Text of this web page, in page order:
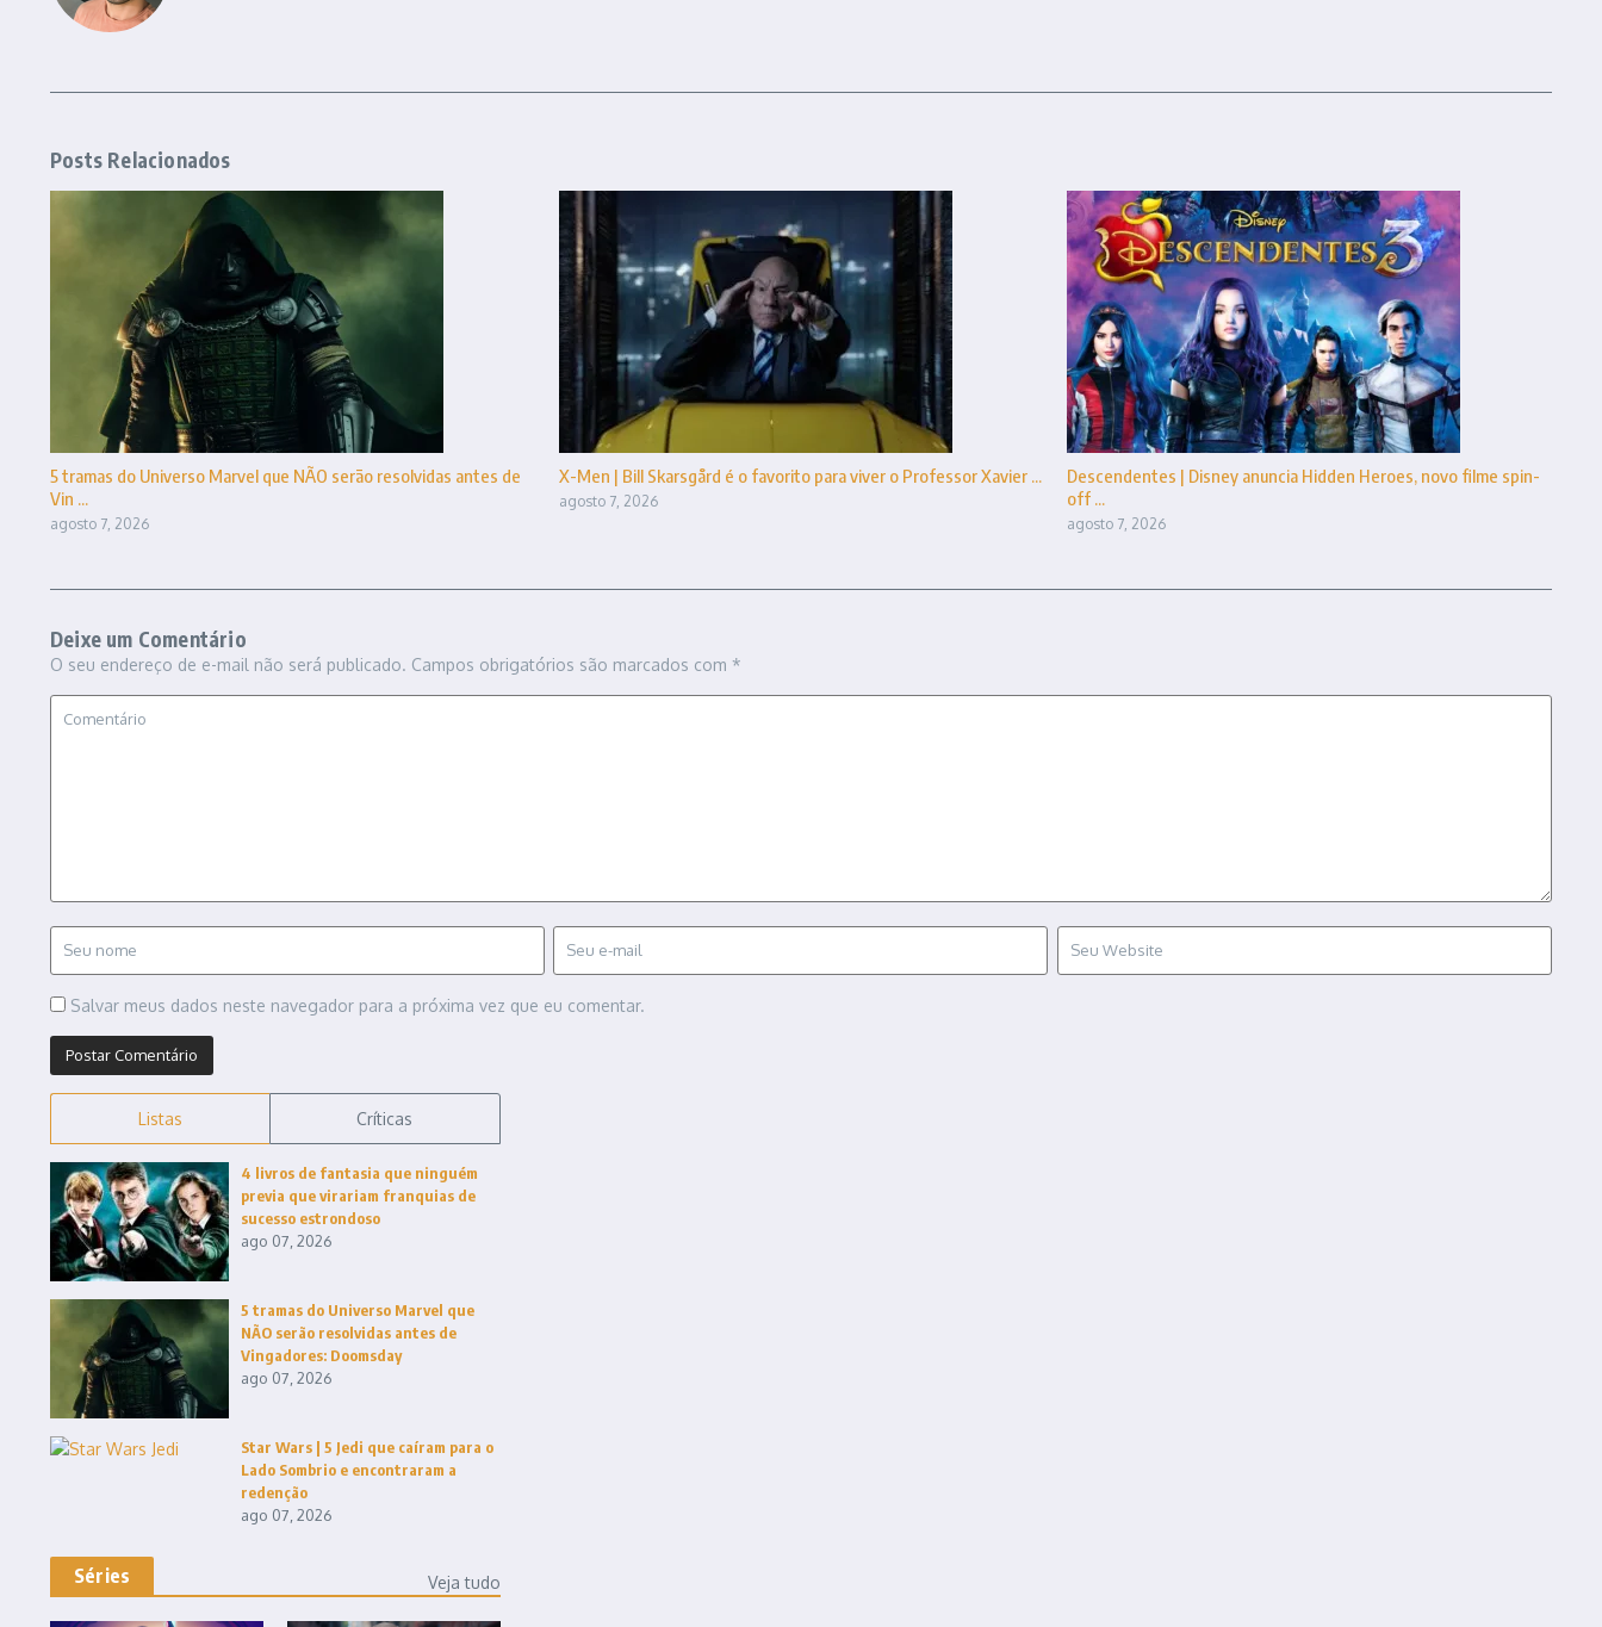
Posts Relacionados
5 tramas do Universo Marvel que NÃO serão resolvidas antes de
Vin ...
agosto 7, 2026
X-Men | Bill Skarsgård é o favorito para viver o Professor Xavier ...
agosto 7, 2026
Descendentes | Disney anuncia Hidden Heroes, novo filme spin-
off ...
agosto 7, 2026
Deixe um Comentário
O seu endereço de e-mail não será publicado. Campos obrigatórios são marcados com *
Salvar meus dados neste navegador para a próxima vez que eu comentar.
Listas Críticas
4 livros de fantasia que ninguém
previa que virariam franquias de
sucesso estrondoso
ago 07, 2026
5 tramas do Universo Marvel que
NÃO serão resolvidas antes de
Vingadores: Doomsday
ago 07, 2026
Star Wars | 5 Jedi que caíram para o
Lado Sombrio e encontraram a
redenção
ago 07, 2026
Séries Veja tudo